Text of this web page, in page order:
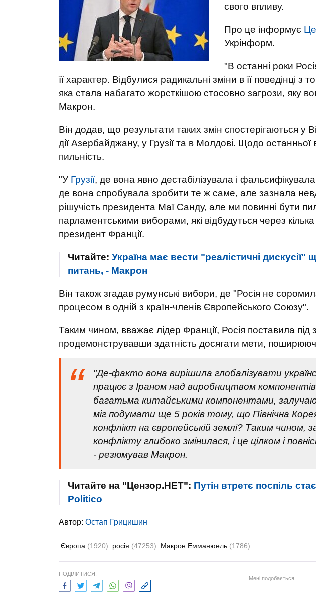
свого впливу.
Про це інформує
Укрінформ.
"В останні роки
її характер. Відбулися радикальні зміни в її поведінці з
яка стала набагато жорсткішою стосовно загрози, яку
Макрон.
Він додав, що результати таких змін спостерігаються у
дії Азербайджану, у Грузії та в Молдові. Щодо останньої
пильність.
"У Грузії, де вона явно дестабілізувала і
де вона спробувала зробити те ж саме, але зазнала
рішучість президента Маї Санду, але ми повинні бути
парламентськими виборами, які відбудуться через кілька
президент Франції.
Читайте: Україна має вести "реалістичні дискусії"
питань, - Макрон
Він також згадав румунські вибори, де "Росія не
процесом в одній з країн-членів Європейського Союзу".
Таким чином, вважає лідер Франції, Росія поставила
продемонструвавши здатність досягати мети,
"Де-факто вона вирішила глобалізувати
працює з Іраном над виробництвом
багатьма китайськими компонентами,
міг подумати ще 5 років тому, що Північна
конфлікт на європейській землі? Таким чином,
конфлікту глибоко змінилася, і це цілком і
- резюмував Макрон.
Читайте на "Цензор.НЕТ": Путін втретє поспіль
Politicо
Автор: Остап Грицишин
Європа (1920) росія (47253) Макрон Емманюель (1786)
ПОДІЛИТИСЯ:
Мені подобається